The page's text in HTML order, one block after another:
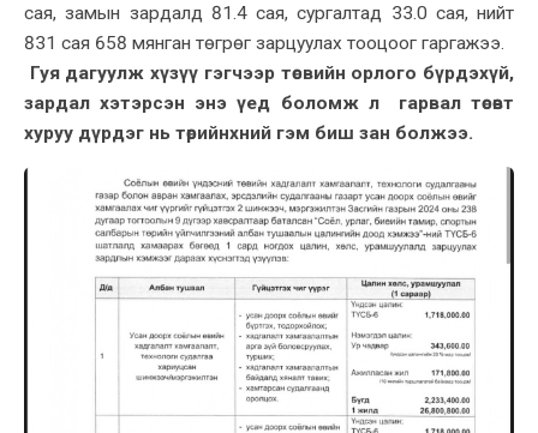
сая, замын зардалд 81.4 сая, сургалтад 33.0 сая, нийт
831 сая 658 мянган төгрөг зарцуулах тооцоог гаргажээ.
Гуя дагуулж хүзүү гэгчээр төсвийн орлого бүрдэхүй,
зардал хэтэрсэн энэ үед боломж л гарвал төсөвт
хуруу дүрдэг нь төрийнхний гэм биш зан болжээ.